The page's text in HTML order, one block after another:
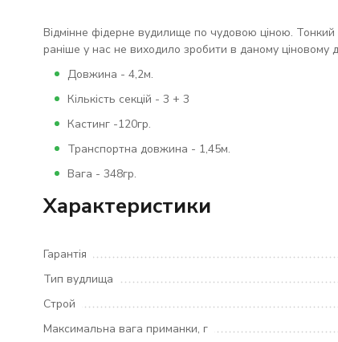
Відмінне фідерне вудилище по чудовою ціною. Тонкий
раніше у нас не виходило зробити в даному ціновому
Довжина - 4,2м.
Кількість секцій - 3 + 3
Кастинг -120гр.
Транспортна довжина - 1,45м.
Вага - 348гр.
Характеристики
Гарантія
Тип вудлища
Строй
Максимальна вага приманки, г